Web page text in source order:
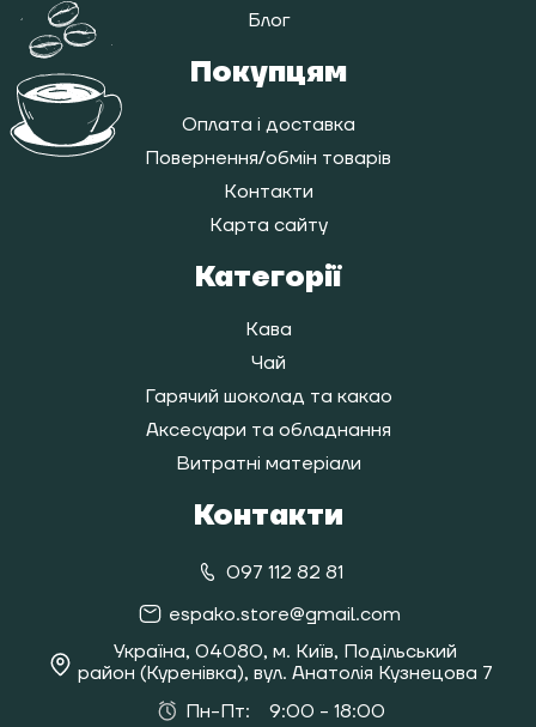
Блог
Покупцям
Оплата і доставка
Повернення/обмін товарів
Контакти
Карта сайту
Категорії
Кава
Чай
Гарячий шоколад та какао
Аксесуари та обладнання
Витратні матеріали
Контакти
097 112 82 81
espako.store@gmail.com
Україна, 04080, м. Київ, Подільський
район (Куренівка), вул. Анатолія Кузнецова 7
Пн-Пт: 9:00 - 18:00